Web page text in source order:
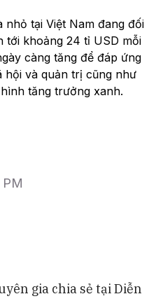
nhỏ tại Việt Nam đang đối
tới khoảng 24 tỉ USD mỗi
càng tăng để đáp ứng
hội và quản trị cũng như
tăng trưởng xanh.
gia chia sẻ tại Diễn